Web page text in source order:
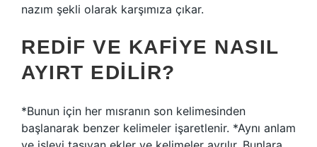
nazım şekli olarak karşımıza çıkar.
REDIF VE KAFIYE NASIL
AYIRT EDILIR?
*Bunun için her mısranın son kelimesinden
başlanarak benzer kelimeler işaretlenir. *Aynı anlam